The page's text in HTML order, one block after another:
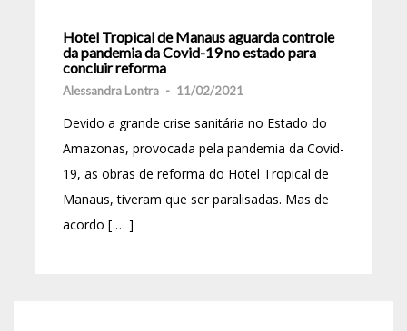
Hotel Tropical de Manaus aguarda controle
da pandemia da Covid-19 no estado para
concluir reforma
Alessandra Lontra - 11/02/2021
Devido a grande crise sanitária no Estado do
Amazonas, provocada pela pandemia da Covid-
19, as obras de reforma do Hotel Tropical de
Manaus, tiveram que ser paralisadas. Mas de
acordo [ … ]